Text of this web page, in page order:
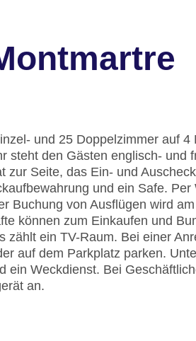
und 25 Doppelzimmer auf
steht den Gästen englisch- und
zur Seite, das Ein- und
und ein Safe.
Buchung von Ausflügen wird
können zum Einkaufen und
zählt ein TV-Raum. Bei einer
auf dem Parkplatz parken.
ein Weckdienst. Bei
an.